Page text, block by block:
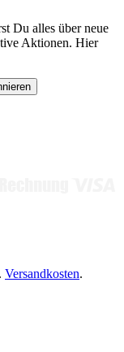
Du alles über neue
Aktionen. Hier
Versandkosten.